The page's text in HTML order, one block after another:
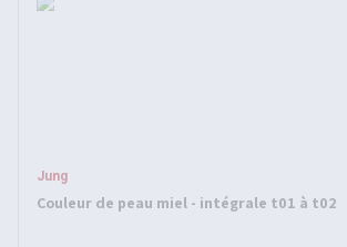
Jung
Couleur de peau miel - intégrale t01 à t02